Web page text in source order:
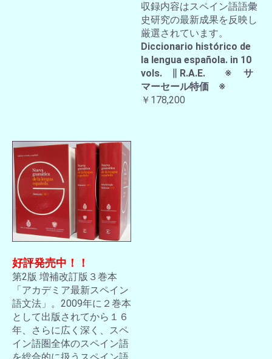
収録内容はスペイン語語彙
史研究の最新成果を反映し
厳選されています。
Diccionario histórico de
la lengua española. in 10
vols. ∥ R.A.E. ※ サ
マーセール特価 ※
￥178,200
好評発売中！！
第2版 増補改訂版３巻本
「アカデミア最新スペイン
語文法」。2009年に２巻本
として出版されてから１６
年、さらに広く深く、スペ
イン語圏全体のスペイン語
を総合的に扱うスペイン語